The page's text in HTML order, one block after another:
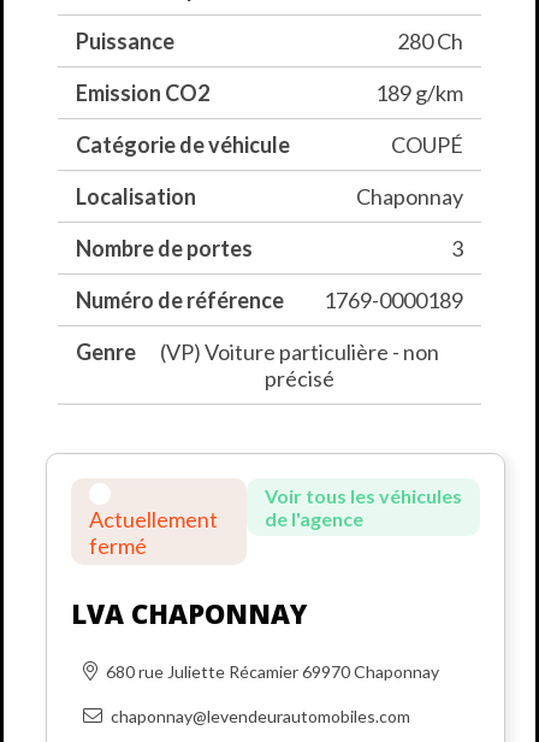
Puissance
280 Ch
Emission CO2
189 g/km
Catégorie de véhicule
COUPÉ
Localisation
Chaponnay
Nombre de portes
3
Numéro de référence
1769-0000189
Genre
(VP) Voiture particulière - non
précisé
Actuellement
fermé
Voir tous les véhicules
de l'agence
LVA CHAPONNAY
680 rue Juliette Récamier 69970 Chaponnay
chaponnay@levendeurautomobiles.com